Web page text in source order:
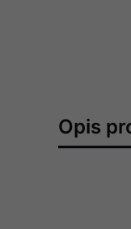
Opis